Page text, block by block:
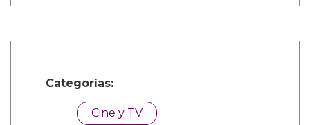
Categorías:
Cine y TV